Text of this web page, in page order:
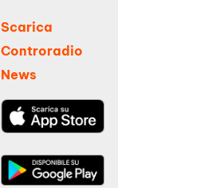
Scarica
Controradio
News